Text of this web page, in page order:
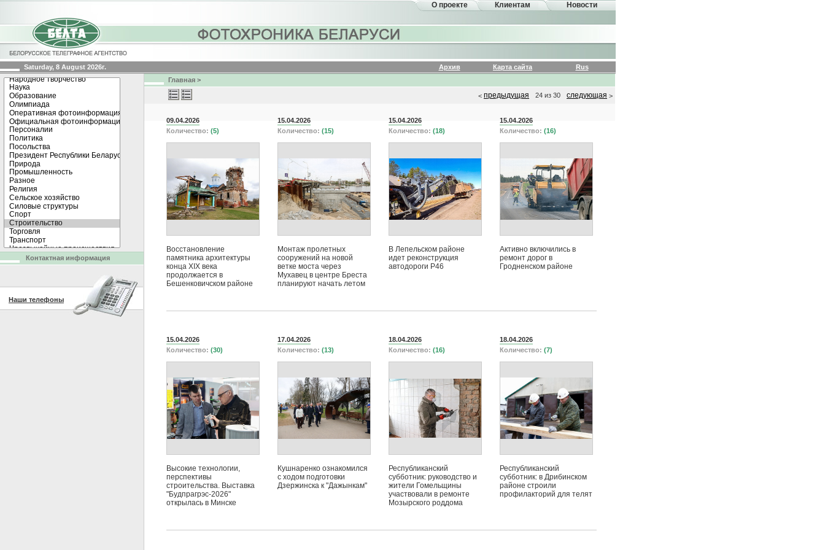
О проекте Клиентам Новости
Saturday, 8 August 2026г. Архив Карта сайта
Rus
Главная >
< предыдущая 24 из 30 следующая >
09.04.2026
Количество: (5)
Восстановление
памятника архитектуры
конца XIX века
продолжается в
Бешенковичском районе
15.04.2026
Количество: (15)
Монтаж пролетных
сооружений на новой
ветке моста через
Мухавец в центре Бреста
планируют начать летом
15.04.2026
Количество: (18)
В Лепельском районе
идет реконструкция
автодороги Р46
15.04.2026
Количество: (16)
Активно включились в
ремонт дорог в
Гродненском районе
15.04.2026
Количество: (30)
Высокие технологии,
перспективы
строительства. Выставка
"Будпрагрэс-2026"
открылась в Минске
17.04.2026
Количество: (13)
Кушнаренко ознакомился
с ходом подготовки
Дзержинска к "Дажынкам"
18.04.2026
Количество: (16)
Республиканский
субботник: руководство и
жители Гомельщины
участвовали в ремонте
Мозырского роддома
18.04.2026
Количество: (7)
Республиканский
субботник: в Дрибинском
районе строили
профилакторий для телят
Контактная информация
Наши телефоны